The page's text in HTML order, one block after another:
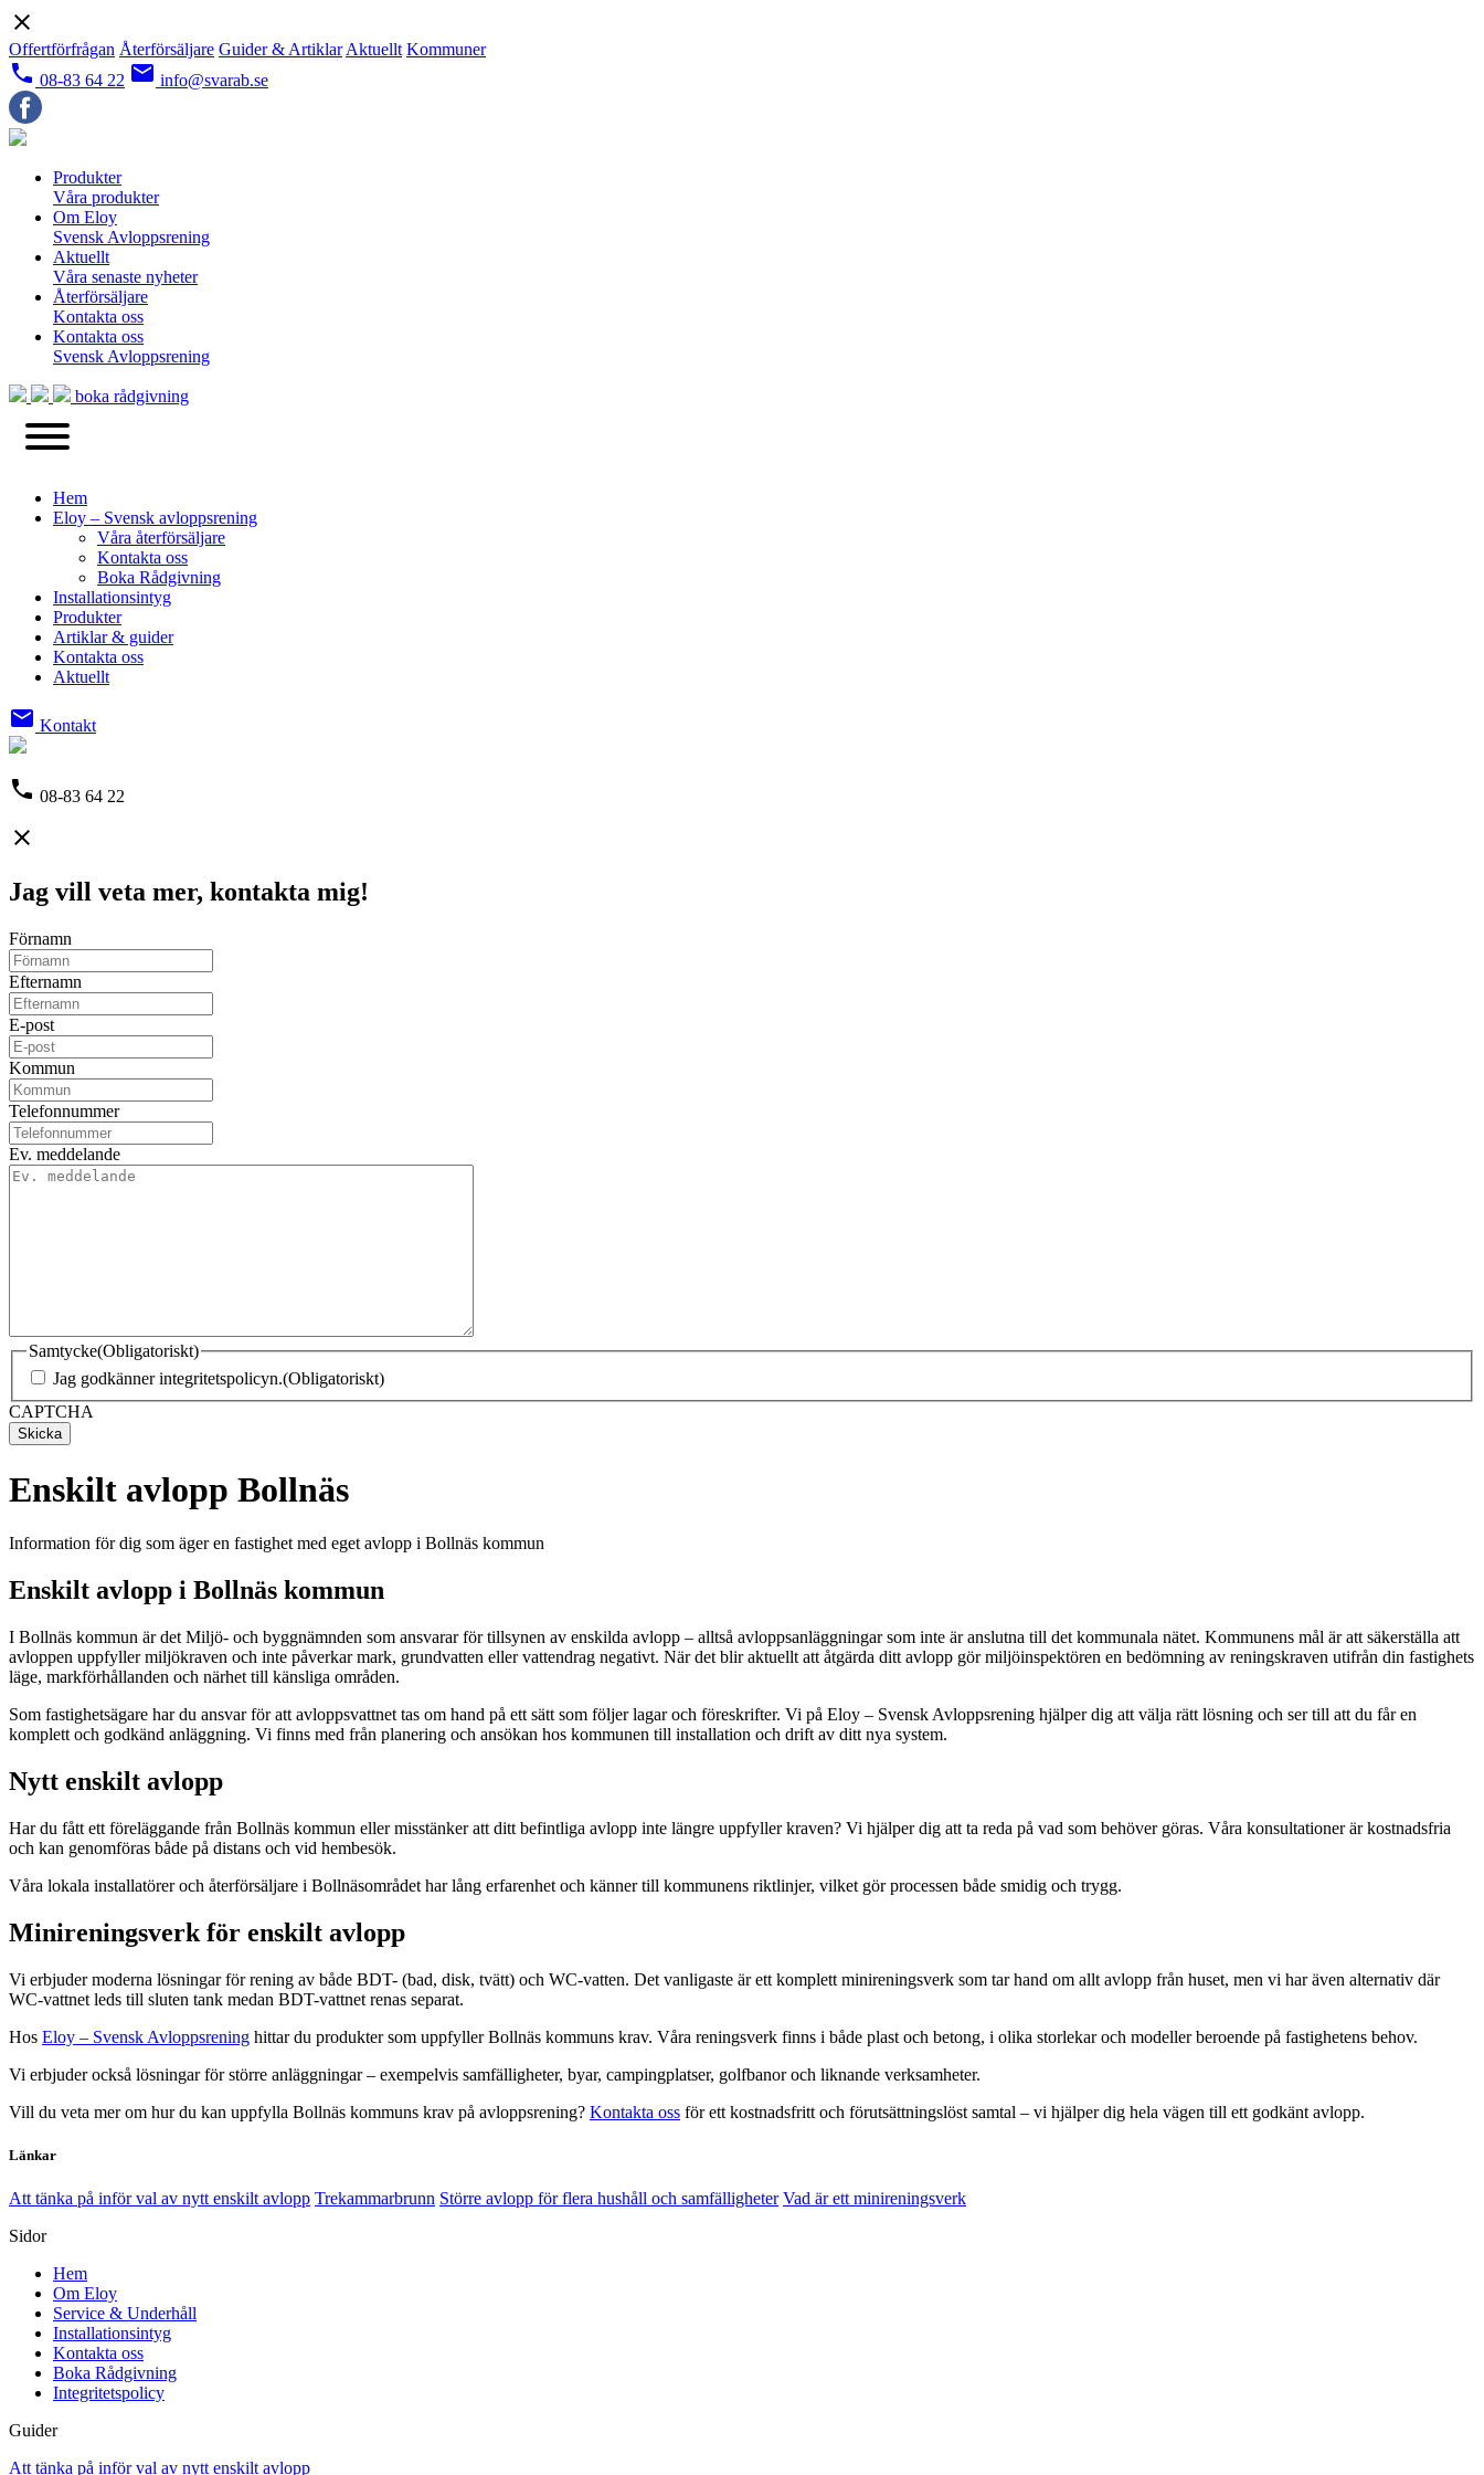
close
Offertförfrågan Återförsäljare Guider & Artiklar Aktuellt Kommuner
local_phone 08-83 64 22 email info@svarab.se
Produkter
Våra produkter
Om Eloy
Svensk Avloppsrening
Aktuellt
Våra senaste nyheter
Återförsäljare
Kontakta oss
Kontakta oss
Svensk Avloppsrening
boka rådgivning
Hem
Eloy – Svensk avloppsrening
Våra återförsäljare
Kontakta oss
Boka Rådgivning
Installationsintyg
Produkter
Artiklar & guider
Kontakta oss
Aktuellt
email Kontakt
phone 08-83 64 22
close
Jag vill veta mer, kontakta mig!
Förnamn
Efternamn
E-post
Kommun
Telefonnummer
Ev. meddelande
Samtycke(Obligatoriskt)
Jag godkänner integritetspolicyn.(Obligatoriskt)
CAPTCHA
Enskilt avlopp Bollnäs
Information för dig som äger en fastighet med eget avlopp i Bollnäs kommun
Enskilt avlopp i Bollnäs kommun
I Bollnäs kommun är det Miljö- och byggnämnden som ansvarar för tillsynen av enskilda avlopp – alltså avloppsanläggningar som inte är anslutna till det kommunala nätet. Kommunens mål är att säkerställa att
avloppen uppfyller miljökraven och inte påverkar mark, grundvatten eller vattendrag negativt. När det blir aktuellt att åtgärda ditt avlopp gör miljöinspektören en bedömning av reningskraven utifrån din fastighets
läge, markförhållanden och närhet till känsliga områden.
Som fastighetsägare har du ansvar för att avloppsvattnet tas om hand på ett sätt som följer lagar och föreskrifter. Vi på Eloy – Svensk Avloppsrening hjälper dig att välja rätt lösning och ser till att du får en
komplett och godkänd anläggning. Vi finns med från planering och ansökan hos kommunen till installation och drift av ditt nya system.
Nytt enskilt avlopp
Har du fått ett föreläggande från Bollnäs kommun eller misstänker att ditt befintliga avlopp inte längre uppfyller kraven? Vi hjälper dig att ta reda på vad som behöver göras. Våra konsultationer är kostnadsfria
och kan genomföras både på distans och vid hembesök.
Våra lokala installatörer och återförsäljare i Bollnäsområdet har lång erfarenhet och känner till kommunens riktlinjer, vilket gör processen både smidig och trygg.
Minireningsverk för enskilt avlopp
Vi erbjuder moderna lösningar för rening av både BDT- (bad, disk, tvätt) och WC-vatten. Det vanligaste är ett komplett minireningsverk som tar hand om allt avlopp från huset, men vi har även alternativ där
WC-vattnet leds till sluten tank medan BDT-vattnet renas separat.
Hos Eloy – Svensk Avloppsrening hittar du produkter som uppfyller Bollnäs kommuns krav. Våra reningsverk finns i både plast och betong, i olika storlekar och modeller beroende på fastighetens behov.
Vi erbjuder också lösningar för större anläggningar – exempelvis samfälligheter, byar, campingplatser, golfbanor och liknande verksamheter.
Vill du veta mer om hur du kan uppfylla Bollnäs kommuns krav på avloppsrening? Kontakta oss för ett kostnadsfritt och förutsättningslöst samtal – vi hjälper dig hela vägen till ett godkänt avlopp.
Länkar
Att tänka på inför val av nytt enskilt avlopp Trekammarbrunn Större avlopp för flera hushåll och samfälligheter Vad är ett minireningsverk
Sidor
Hem
Om Eloy
Service & Underhåll
Installationsintyg
Kontakta oss
Boka Rådgivning
Integritetspolicy
Guider
Att tänka på inför val av nytt enskilt avlopp